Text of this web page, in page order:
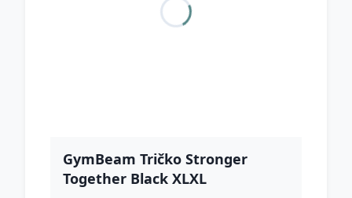
GymBeam Tričko Stronger
Together Black XLXL